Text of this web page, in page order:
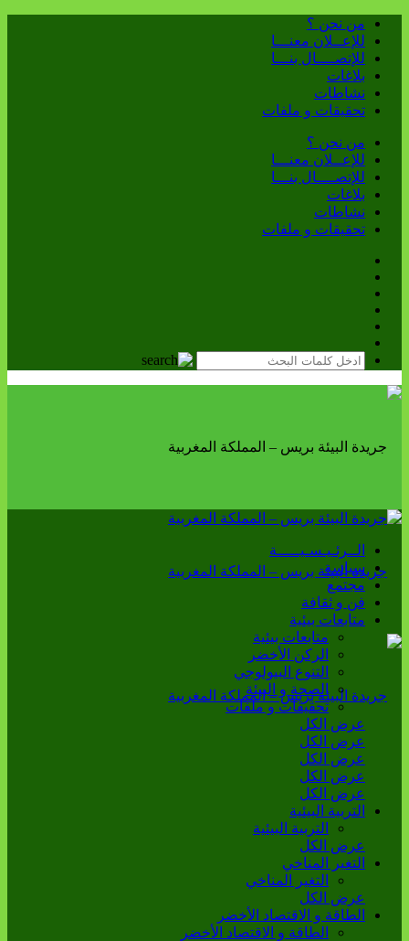
من نحن ؟
للإعــلان معنـــا
للإتصــــال بنـــا
بلاغات
نشاطات
تحقيقات و ملفات
من نحن ؟
للإعــلان معنـــا
للإتصــــال بنـــا
بلاغات
نشاطات
تحقيقات و ملفات
الــرئـيـسـيـــــة
سياسة
مجتمع
فن و ثقافة
متابعات بيئية
متابعات بيئية
الركن الأخضر
التنوع البيولوجي
الصحة و البيئة
تحقيقات و ملفات
عرض الكل
عرض الكل
عرض الكل
عرض الكل
عرض الكل
التربية البيئية
التربية البيئية
عرض الكل
التغير المناخي
التغير المناخي
عرض الكل
الطاقة و الاقتصاد الأخضر
الطاقة و الاقتصاد الأخضر